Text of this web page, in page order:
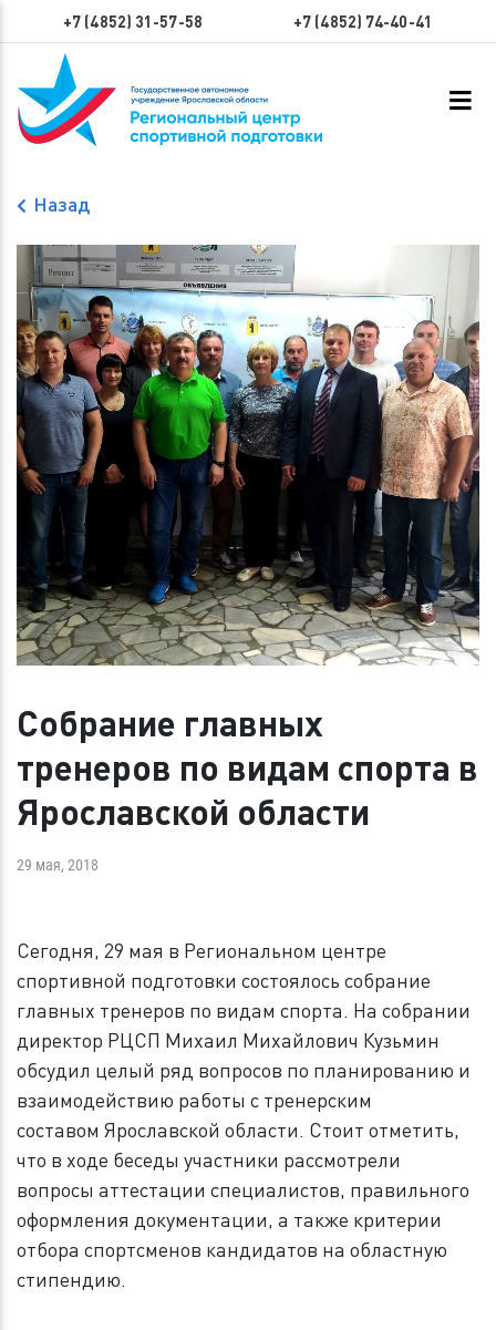
+7 (4852) 31-57-58 +7 (4852) 74-40-41
Назад
Собрание главных
тренеров по видам спорта в
Ярославской области
29 мая, 2018
Сегодня, 29 мая в Региональном центре
спортивной подготовки состоялось собрание
главных тренеров по видам спорта. На собрании
директор РЦСП Михаил Михайлович Кузьмин
обсудил целый ряд вопросов по планированию и
взаимодействию работы с тренерским
составом Ярославской области. Стоит отметить,
что в ходе беседы участники рассмотрели
вопросы аттестации специалистов, правильного
оформления документации, а также критерии
отбора спортсменов кандидатов на областную
стипендию.